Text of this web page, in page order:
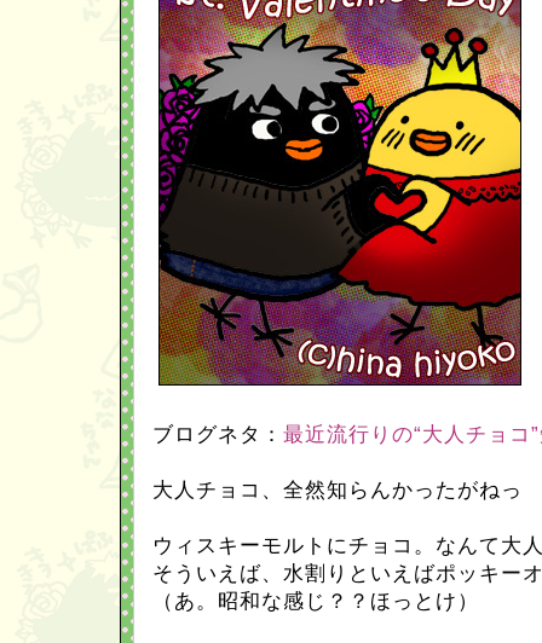
ブログネタ： 最近流行りの“大人チョコ
大人チョコ、全然知らんかったがねっ
ウィスキーモルトにチョコ。なんて大
そういえば、水割りといえばポッキー
（あ。昭和な感じ？？ほっとけ）